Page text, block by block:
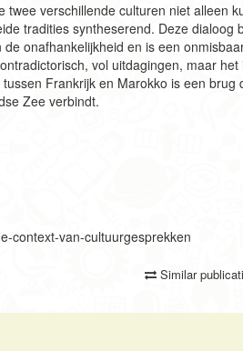
verschillende culturen niet alleen
tradities syntheserend. Deze dialoog
onafhankelijkheid en is een
vol uitdagingen, maar het
Frankrijk en Marokko is een brug
Zee verbindt.
context-van-cultuurgesprekken
Similar